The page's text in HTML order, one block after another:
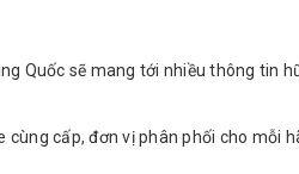
Quốc sẽ mang tới nhiều thông tin
cấp, đơn vị phân phối cho mỗi